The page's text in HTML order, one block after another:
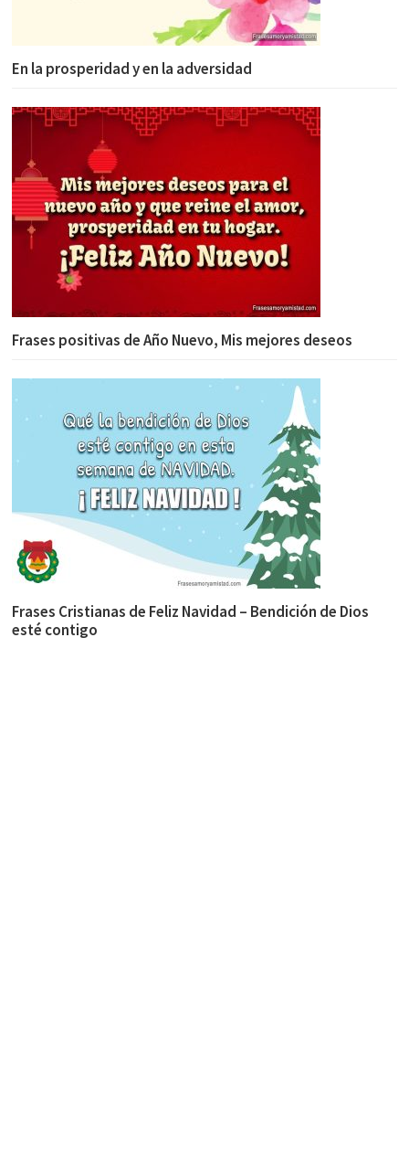
En la prosperidad y en la adversidad
Frases positivas de Año Nuevo, Mis mejores deseos
Frases Cristianas de Feliz Navidad – Bendición de Dios
esté contigo